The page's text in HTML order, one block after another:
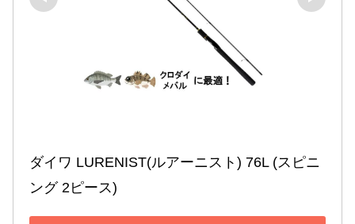
ダイワ LURENIST(ルアーニスト) 76L (スピニ
ング 2ピース)